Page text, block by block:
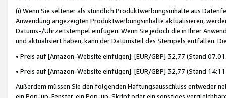
(i) Wenn Sie seltener als stündlich Produktwerbungsinhalte aus
Anwendung angezeigten Produktwerbungsinhalte aktualisieren,
Datums-/Uhrzeitstempel einfügen. Wenn Sie jedoch die in Ihrer
und aktualisiert haben, kann der Datumsteil des Stempels entfallen.
• Preis auf [Amazon-Website einfügen]: [EUR/GBP] 32,77 (Stand
• Preis auf [Amazon-Website einfügen]: [EUR/GBP] 32,77 (Stand
Außerdem müssen Sie den folgenden Haftungsausschluss entweder
ein Pop-up-Fenster, ein Pop-up-Skript oder ein sonstiges